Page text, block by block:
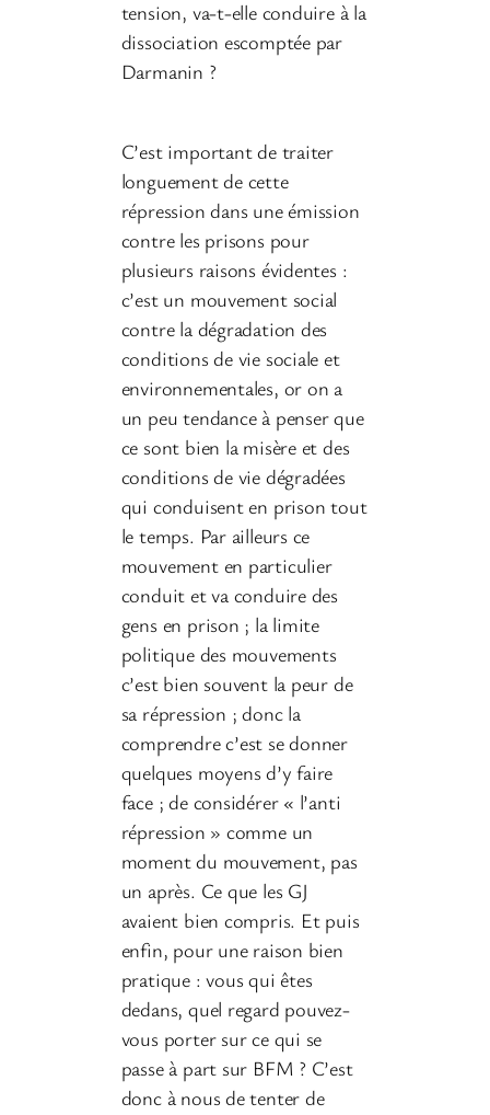
tension, va-t-elle conduire à la
dissociation escomptée par
Darmanin ?
C’est important de traiter
longuement de cette
répression dans une émission
contre les prisons pour
plusieurs raisons évidentes :
c’est un mouvement social
contre la dégradation des
conditions de vie sociale et
environnementales, or on a
un peu tendance à penser que
ce sont bien la misère et des
conditions de vie dégradées
qui conduisent en prison tout
le temps. Par ailleurs ce
mouvement en particulier
conduit et va conduire des
gens en prison ; la limite
politique des mouvements
c’est bien souvent la peur de
sa répression ; donc la
comprendre c’est se donner
quelques moyens d’y faire
face ; de considérer « l’anti
répression » comme un
moment du mouvement, pas
un après. Ce que les GJ
avaient bien compris. Et puis
enfin, pour une raison bien
pratique : vous qui êtes
dedans, quel regard pouvez-
vous porter sur ce qui se
passe à part sur BFM ? C’est
donc à nous de tenter de